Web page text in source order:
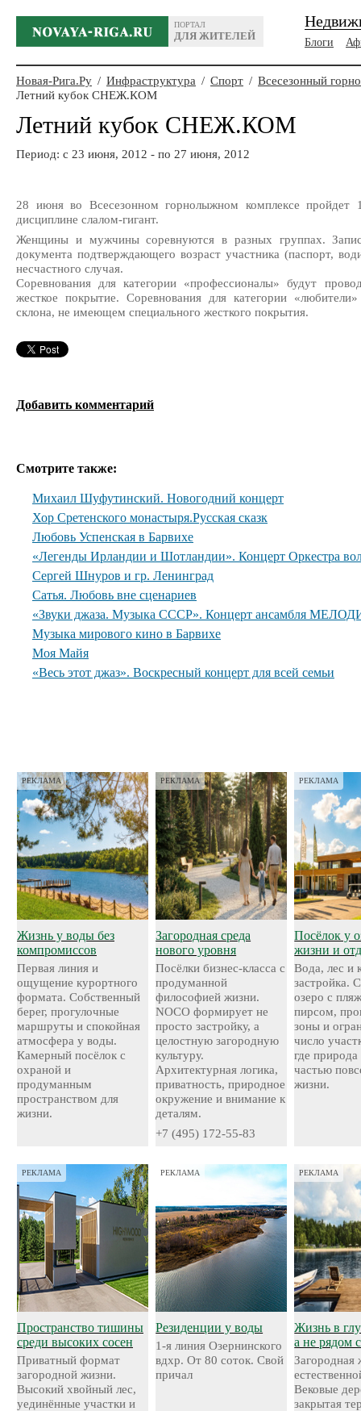
ПОРТАЛ
ДЛЯ ЖИТЕЛЕЙ
Блоги
Новая-Рига.Ру / Инфраструктура / Спорт / Всесезонный
Летний кубок СНЕЖ.КОМ
Летний кубок СНЕЖ.КОМ
Период: c 23 июня, 2012 - по 27 июня, 2012
28 июня во Всесезонном горнолыжном комплексе
дисциплине слалом-гигант.
Женщины и мужчины соревнуются в разных группах.
документа подтверждающего возраст участника (паспорт,
несчастного случая.
Соревнования для категории «профессионалы» будут
жесткое покрытие. Соревнования для категории
склона, не имеющем специального жесткого покрытия.
Добавить комментарий
Смотрите также:
Михаил Шуфутинский. Новогодний концерт
Хор Сретенского монастыря.Русская сказк
Любовь Успенская в Барвихе
«Легенды Ирландии и Шотландии». Концерт Оркестра
Сергей Шнуров и гр. Ленинград
Сатья. Любовь вне сценариев
«Звуки джаза. Музыка СССР». Концерт ансамбля
Музыка мирового кино в Барвихе
Моя Майя
«Весь этот джаз». Воскресный концерт для всей семьи
РЕКЛАМА
Жизнь у воды без
компромиссов
Первая линия и
ощущение курортного
формата. Собственный
берег, прогулочные
маршруты и спокойная
атмосфера у воды.
Камерный посёлок с
охраной и
продуманным
пространством для
жизни.
РЕКЛАМА
Загородная среда
нового уровня
Посёлки бизнес-класса с
продуманной
философией жизни.
NOCO формирует не
просто застройку, а
целостную загородную
культуру.
Архитектурная логика,
приватность, природное
окружение и внимание к
деталям.
+7 (495) 172-55-83
РЕКЛАМА
Посёлок у
жизни и
Вода, лес и
застройка.
озеро с
пирсом,
зоны и
число
где природа
частью
жизни.
РЕКЛАМА
Пространство тишины
среди высоких сосен
Приватный формат
загородной жизни.
Высокий хвойный лес,
уединённые участки и
РЕКЛАМА
Резиденции у воды
1-я линия Озернинского
вдхр. От 80 соток. Свой
причал
РЕКЛАМА
Жизнь в
а не рядом
Загородная
Вековые
закрытая